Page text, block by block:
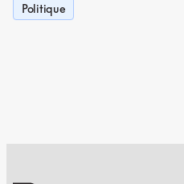
Politique